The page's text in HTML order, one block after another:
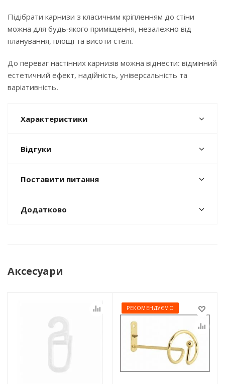
Підібрати карнизи з класичним кріпленням до стіни
можна для будь-якого приміщення, незалежно від
планування, площі та висоти стелі.
До переваг настінних карнизів можна віднести: відмінний
естетичний ефект, надійність, універсальність та
варіативність.
Характеристики
Відгуки
Поставити питання
Додатково
Аксесуари
РЕКОМЕНДУЄМО